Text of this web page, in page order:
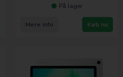
På lager
Køb nu
Mere info